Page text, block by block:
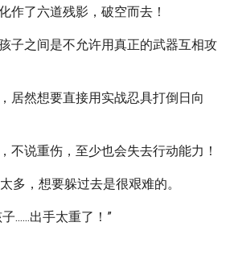
作了六道残影，破空而去！
子之间是不允许用真正的武器互相攻
居然想要直接用实战忍具打倒日向
不说重伤，至少也会失去行动能力！
多，想要躲过去是很艰难的。
......出手太重了！”